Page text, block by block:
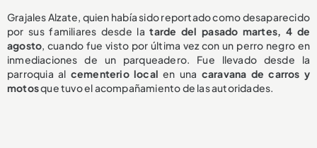
Grajales Alzate, quien había sido reportado como desaparecido
por sus familiares desde latarde del pasado martes, 4 de
agosto, cuando fue visto por última vez con un perro negro en
inmediaciones de un parqueadero. Fue llevado desde la
parroquia al cementerio localen una caravana de carros y
motosque tuvo el acompañamiento de las autoridades.